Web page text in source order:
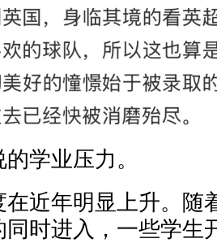
学业压力。
近年明显上升。随
时进入，一些学生